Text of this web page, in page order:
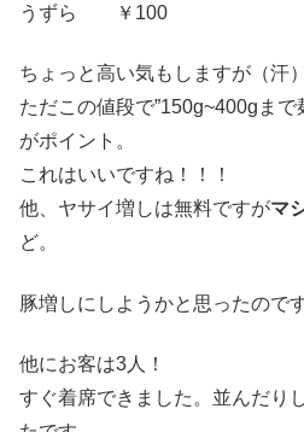
うずら ￥100
ちょっと高い気もしますが（汗）
ただこの値段で”150g~400gまで
がポイント。
これはいいですね！！！
他、ヤサイ増しは無料ですがマ
ど。
豚増しにしようかと思ったので
他にお客は3人！
すぐ着席できました。並んだり